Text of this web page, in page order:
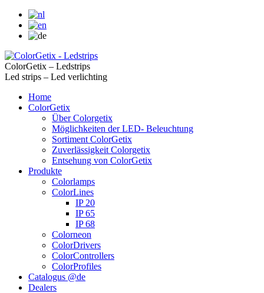
ColorGetix – Ledstrips
Led strips – Led verlichting
Home
ColorGetix
Über Colorgetix
Möglichkeiten der LED- Beleuchtung
Sortiment ColorGetix
Zuverlässigkeit Colorgetix
Entsehung von ColorGetix
Produkte
Colorlamps
ColorLines
IP 20
IP 65
IP 68
Colorneon
ColorDrivers
ColorControllers
ColorProfiles
Catalogus @de
Dealers